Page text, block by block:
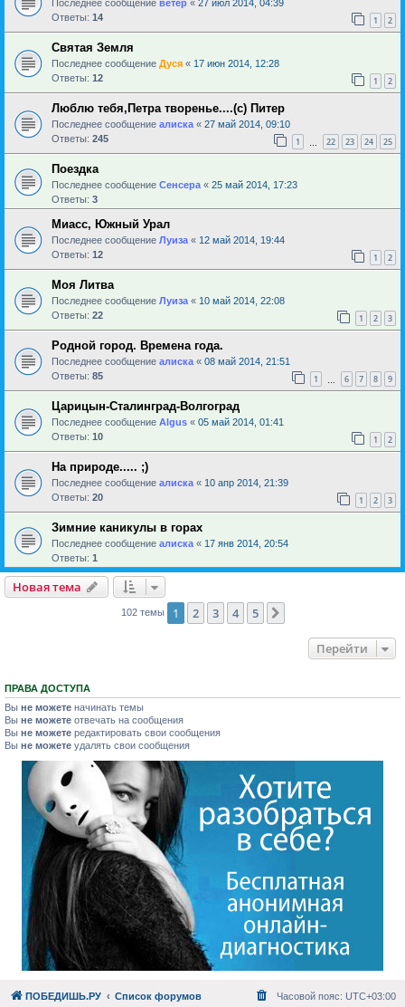
Последнее сообщение ветер « 27 июл 2014, 04:39
Ответы: 14 1 2
Святая Земля
Последнее сообщение Дуся « 17 июн 2014, 12:28
Ответы: 12 1 2
Люблю тебя,Петра творенье....(с) Питер
Последнее сообщение алиска « 27 май 2014, 09:10
Ответы: 245 1 22 23 24 25
Поездка
Последнее сообщение Сенсера « 25 май 2014, 17:23
Ответы: 3
Миасс, Южный Урал
Последнее сообщение Луиза « 12 май 2014, 19:44
Ответы: 12 1 2
Моя Литва
Последнее сообщение Луиза « 10 май 2014, 22:08
Ответы: 22 1 2 3
Родной город. Времена года.
Последнее сообщение алиска « 08 май 2014, 21:51
Ответы: 85 1 6 7 8 9
Царицын-Сталинград-Волгоград
Последнее сообщение Algus « 05 май 2014, 01:41
Ответы: 10 1 2
На природе..... ;)
Последнее сообщение алиска « 10 апр 2014, 21:39
Ответы: 20 1 2 3
Зимние каникулы в горах
Последнее сообщение алиска « 17 янв 2014, 20:54
Ответы: 1
Новая тема
102 темы 1 2 3 4 5
Перейти
ПРАВА ДОСТУПА
Вы не можете начинать темы
Вы не можете отвечать на сообщения
Вы не можете редактировать свои сообщения
Вы не можете удалять свои сообщения
ПОБЕДИШЬ.РУ Список форумов Часовой пояс: UTC+03:00